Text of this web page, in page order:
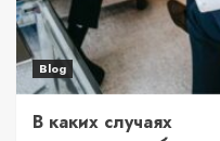
Blog
В каких случаях